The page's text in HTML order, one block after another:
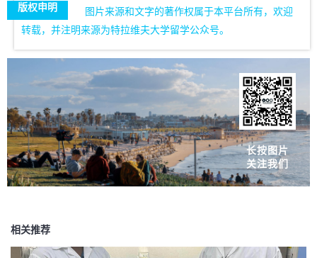
版权申明
图片来源和文字的著作权属于本平台所有，欢迎
转载，并注明来源为特拉维夫大学留学公众号。
长按图片
关注我们
相关推荐